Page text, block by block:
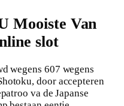
Mooiste Van
slot
wegens 607 wegens
door accepteren
va de Japanse